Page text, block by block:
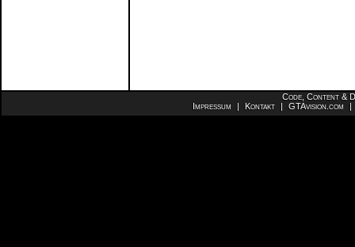
Code, Content &
Impressum
| Kontakt | GTAvision.com